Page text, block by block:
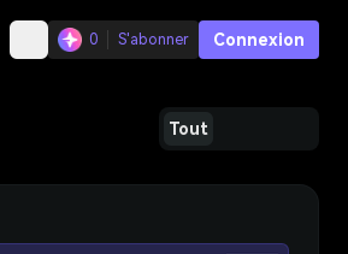
0 S'abonner Connexion
Tout